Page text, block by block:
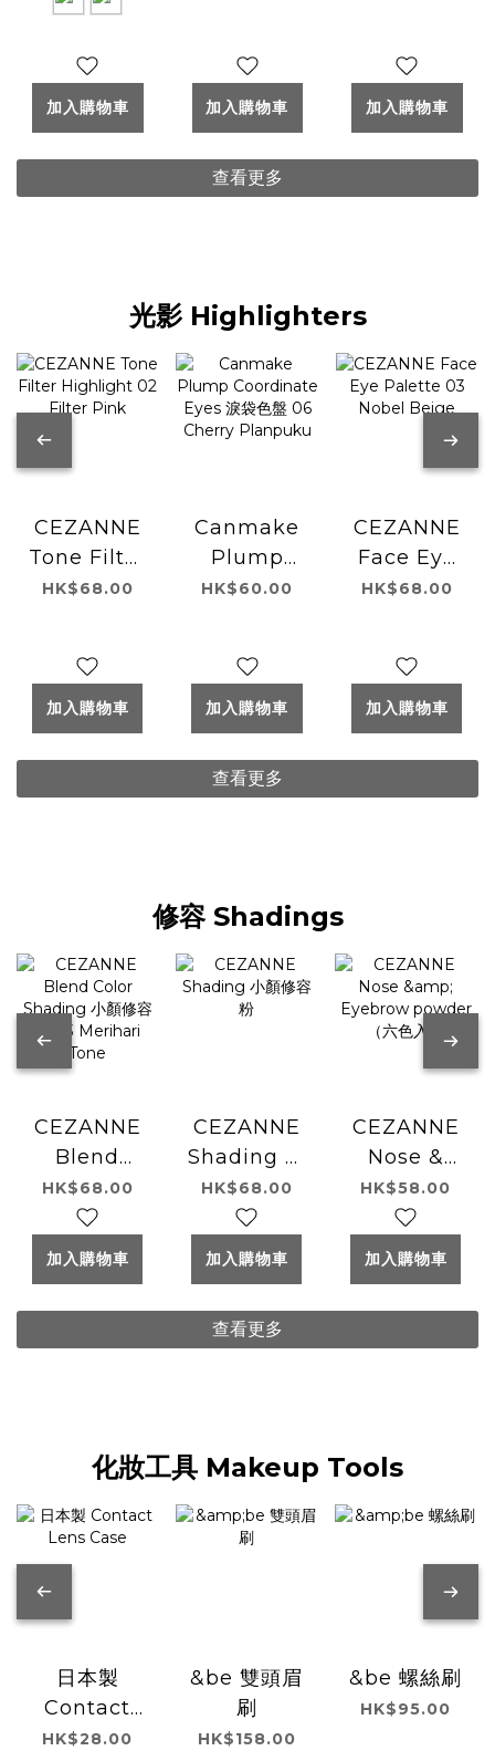
(Flower
花漾胭脂
加入購物車 加入購物車 加入購物車
查看更多
光影 Highlighters
CEZANNE
Tone Filter
Highlight
HK$68.00
加入購物車
Canmake
Plump
Coordinate
Cherry
Planpuku
HK$60.00
加入購物車
CEZANNE
Face Eye
Palette 03
HK$68.00
加入購物車
查看更多
修容 Shadings
CEZANNE
Blend
Color
Shading 小
顏修容粉 03
Tone
HK$68.00
加入購物車
CEZANNE
Shading 小
顏修容粉
HK$68.00
加入購物車
CEZANNE
Nose &
Eyebrow
powder
（六色入）
HK$58.00
加入購物車
查看更多
化妝工具 Makeup Tools
日本製
Contact
Lens Case
HK$28.00
&be 雙頭眉
刷
HK$158.00
&be 螺絲刷
HK$95.00